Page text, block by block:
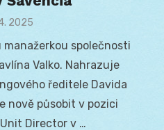
2025
společnosti
Valko. Nahrazuje
ředitele Davida
nově působit v pozici
Director v …